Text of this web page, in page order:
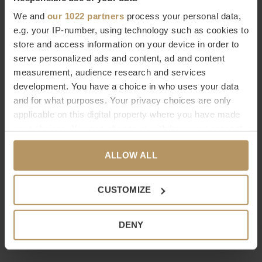
We and our 1022 partners process your personal data,
e.g. your IP-number, using technology such as cookies to
store and access information on your device in order to
serve personalized ads and content, ad and content
measurement, audience research and services
development. You have a choice in who uses your data
and for what purposes. Your privacy choices are only
applicable on this digital property where you have made
any time from the Cookie Declaration or by clicking on
the Privacy trigger icon.
If you allow, we would also like to:
Identify your device by actively scanning it for
ALLOW ALL
CUSTOMIZE
DENY
Dôme Deco
KUSSEN 'SALVIA'
€57,00
Dôme Deco
PLAID AURORA - BEIGE
€130,90 €187,00
-30%